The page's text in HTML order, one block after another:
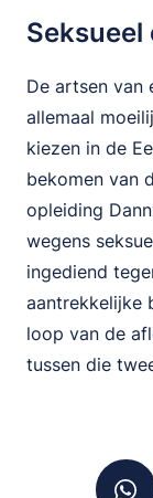
De artsen van
allemaal
kiezen in de
bekomen van
opleiding
wegens
ingediend
aantrekkelijke
loop van de
tussen die